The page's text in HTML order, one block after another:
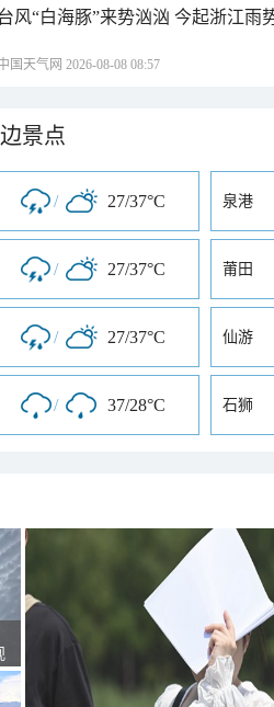
风“白海豚”来势汹汹 今起浙江雨
国天气网 2026-08-08 08:57
景点
/ 27/37°C 泉港
/ 27/37°C 莆田
/ 27/37°C 仙游
/ 37/28°C 石狮